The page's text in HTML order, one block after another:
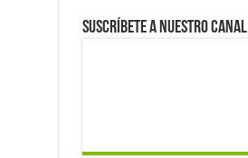
Suscríbete a nuestro canal